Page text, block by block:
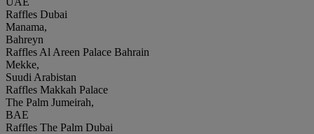
Raffles Dubai
Manama,
Bahreyn
Raffles Al Areen Palace Bahrain
Mekke,
Suudi Arabistan
Raffles Makkah Palace
The Palm Jumeirah,
BAE
Raffles The Palm Dubai